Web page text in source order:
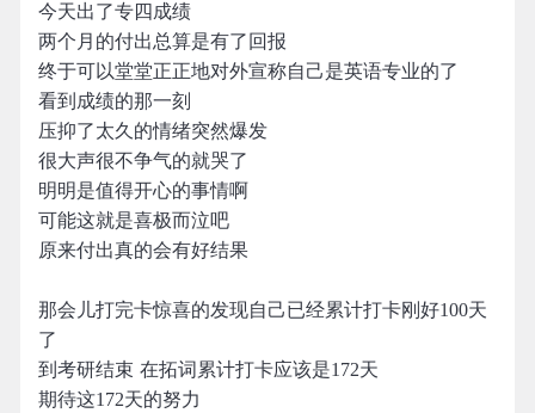
今天出了专四成绩
两个月的付出总算是有了回报
终于可以堂堂正正地对外宣称自己是英语专业的了
看到成绩的那一刻
压抑了太久的情绪突然爆发
很大声很不争气的就哭了
明明是值得开心的事情啊
可能这就是喜极而泣吧
原来付出真的会有好结果
那会儿打完卡惊喜的发现自己已经累计打卡刚好100天
了
到考研结束 在拓词累计打卡应该是172天
期待这172天的努力